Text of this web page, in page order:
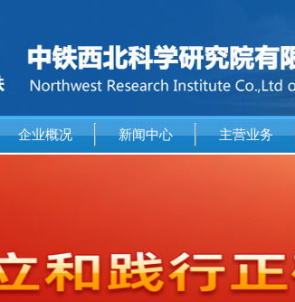
企业概况 新闻中心 主营业务